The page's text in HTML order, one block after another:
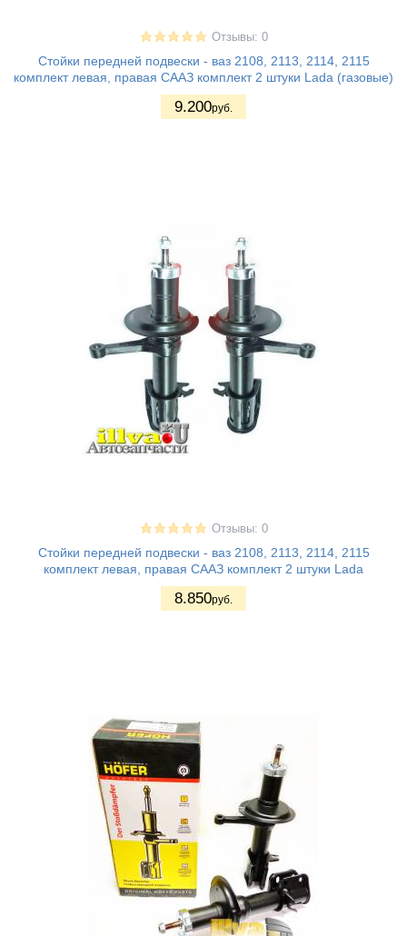
Отзывы: 0
Стойки передней подвески - ваз 2108, 2113, 2114, 2115
комплект левая, правая СААЗ комплект 2 штуки Lada (газовые)
9.200руб.
Отзывы: 0
Стойки передней подвески - ваз 2108, 2113, 2114, 2115
комплект левая, правая СААЗ комплект 2 штуки Lada
8.850руб.